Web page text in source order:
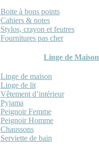
Boite à bons points
Cahiers & notes
Stylos, crayon et feutres
Fournitures pas cher
Linge de Maison
Linge de maison
Linge de lit
Vêtement d’intérieur
Pyjama
Peignoir Femme
Peignoir Homme
Chaussons
Serviette de bain